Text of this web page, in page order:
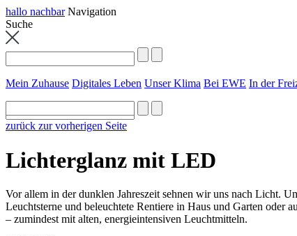
hallo nachbar Navigation
Suche
Mein Zuhause Digitales Leben Unser Klima Bei EWE In der
zurück zur vorherigen Seite
Lichterglanz mit LED
Vor allem in der dunklen Jahreszeit sehnen wir uns nach Licht.
Leuchtsterne und beleuchtete Rentiere in Haus und Garten oder
– zumindest mit alten, energieintensiven Leuchtmitteln.